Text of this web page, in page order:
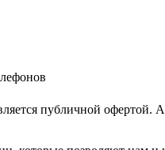
публичной офертой.